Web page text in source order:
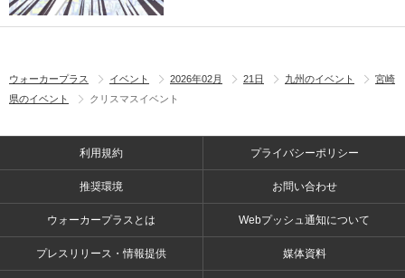
ウォーカープラス イベント 2026年02月 21日 九州のイベント
宮崎
県のイベント
クリスマスイベント
利用規約 プライバシーポリシー
推奨環境 お問い合わせ
ウォーカープラスとは Webプッシュ通知について
プレスリリース・情報提供 媒体資料